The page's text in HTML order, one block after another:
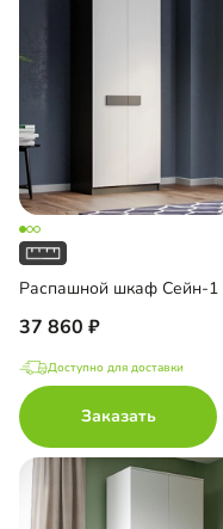
Распашной шкаф Сейн-1
37 860
Доступно для доставки
Заказать